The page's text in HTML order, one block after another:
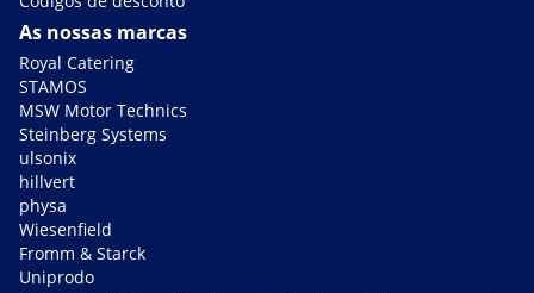
As nossas marcas
Royal Catering
STAMOS
MSW Motor Technics
Steinberg Systems
ulsonix
hillvert
physa
Wiesenfield
Fromm & Starck
Uniprodo